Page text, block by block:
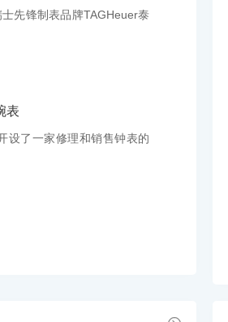
先锋制表品牌TAGHeuer泰
表
设了一家修理和销售钟表的